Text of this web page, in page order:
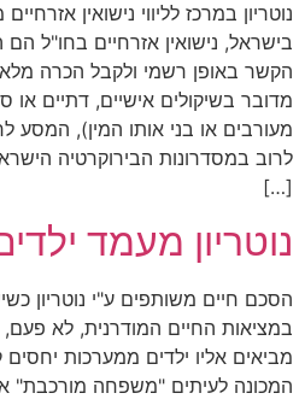
נוטריון במרכז לליווי נישואין
בישראל, נישואין אזרחיים בחו"ל
הקשר באופן רשמי ולקבל הכרה
מדובר בשיקולים אישיים, דתיים או
מעורבים או בני אותו המין), המסע
לרוב במסדרונות הבירוקרטיה
[…]
נוטריון מעמד
הסכם חיים משותפים ע"י נוטריון
במציאות החיים המודרנית, לא
מביאים אליו ילדים ממערכות
המכונה לעיתים "משפחה מורכבת"